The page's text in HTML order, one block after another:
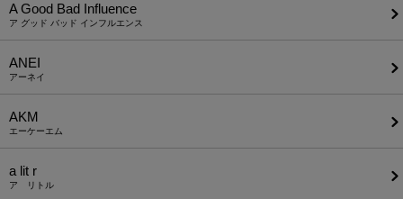
A Good Bad Influence
ア グッド バッド インフルエンス
ANEI
アーネイ
AKM
エーケーエム
a lit r
ア リトル